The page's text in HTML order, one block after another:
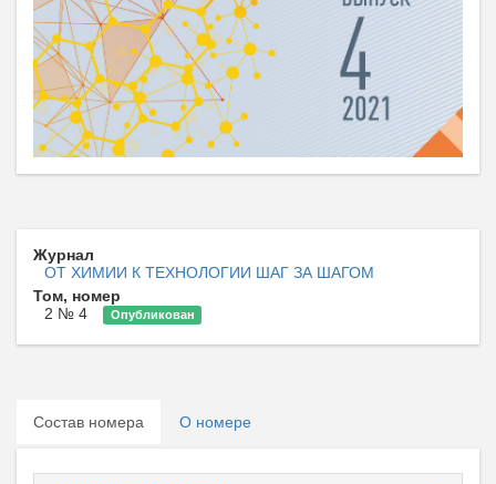
Журнал
ОТ ХИМИИ К ТЕХНОЛОГИИ ШАГ ЗА ШАГОМ
Том, номер
2 № 4
Опубликован
Состав номера О номере